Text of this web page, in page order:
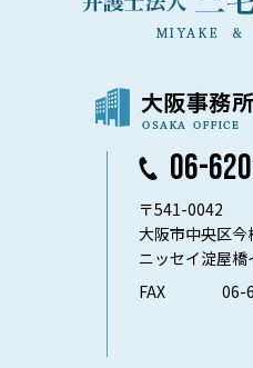
06-
〒541-0042
大阪市中央区
ニッセイ淀屋
FAX
06-